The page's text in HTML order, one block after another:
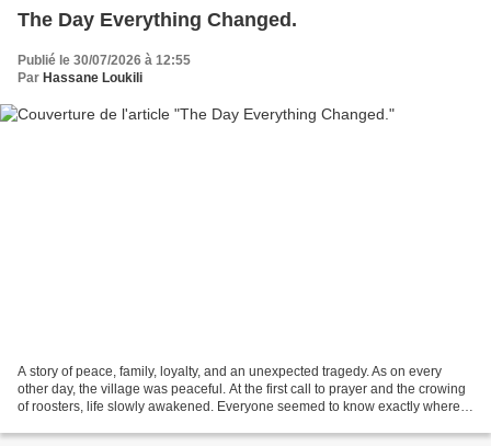
The Day Everything Changed.
Publié le 30/07/2026 à 12:55
Par Hassane Loukili
A story of peace, family, loyalty, and an unexpected tragedy. As on every
other day, the village was peaceful. At the first call to prayer and the crowing
of roosters, life slowly awakened. Everyone seemed to know exactly where